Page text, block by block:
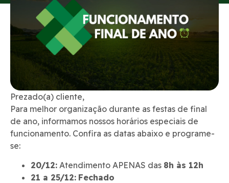
Prezado(a) cliente,
Para melhor organização durante as festas de final
de ano, informamos nossos horários especiais de
funcionamento. Confira as datas abaixo e programe-
se:
20/12: Atendimento APENAS das 8h às 12h
21 a 25/12: Fechado